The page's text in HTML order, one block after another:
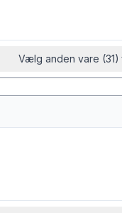
Vælg anden vare (31)